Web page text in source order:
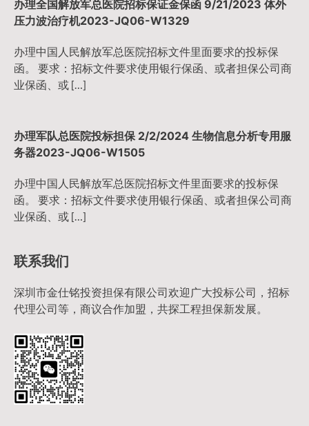
办理全国解放军总医院招标保证金保函 9/21/2023 体外
压力波治疗机2023-JQ06-W1329
办理中国人民解放军总医院招标文件里面要求的投标保
函。 要求：招标文件要求使用银行保函、或者担保公司商
业保函、或 […]
办理军队总医院投标担保 2/2/2024 生物信息分析专用服
务器2023-JQ06-W1505
办理中国人民解放军总医院招标文件里面要求的投标保
函。 要求：招标文件要求使用银行保函、或者担保公司商
业保函、或 […]
联系我们
深圳市金仕铭投资担保有限公司欢迎广大投标公司，招标
代理公司等，商议合作加盟，共探工程担保新发展。